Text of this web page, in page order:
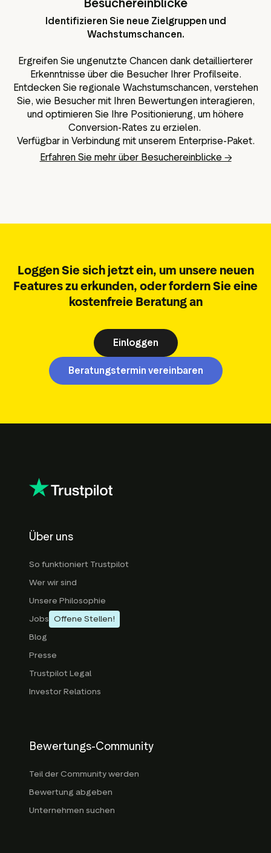
Besuchereinblicke
Identifizieren Sie neue Zielgruppen und
Wachstumschancen.
Ergreifen Sie ungenutzte Chancen dank detaillierterer
Erkenntnisse über die Besucher Ihrer Profilseite.
Entdecken Sie regionale Wachstumschancen, verstehen
Sie, wie Besucher mit Ihren Bewertungen interagieren,
und optimieren Sie Ihre Positionierung, um höhere
Conversion-Rates zu erzielen.
Verfügbar in Verbindung mit unserem Enterprise-Paket.
Erfahren Sie mehr über Besuchereinblicke →
Loggen Sie sich jetzt ein, um unsere neuen
Features zu erkunden, oder fordern Sie eine
kostenfreie Beratung an
Einloggen
Beratungstermin vereinbaren
Über uns
So funktioniert Trustpilot
Wer wir sind
Unsere Philosophie
Jobs Offene Stellen!
Blog
Presse
Trustpilot Legal
Investor Relations
Bewertungs-Community
Teil der Community werden
Bewertung abgeben
Unternehmen suchen